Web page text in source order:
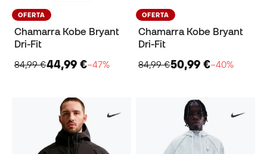
OFERTA
Chamarra Kobe Bryant
Dri-Fit
84,99 €44,99 €−47%
OFERTA
Chamarra Kobe Bryant
Dri-Fit
84,99 €50,99 €−40%